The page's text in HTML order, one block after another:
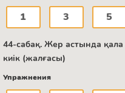
1 3 5
44-сабақ. Жер астында
киік (жалғасы)
Упражнения